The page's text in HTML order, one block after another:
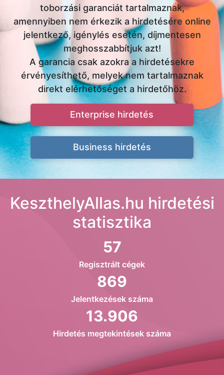
toborzási garanciát tartalmaznak,
amennyiben nem érkezik a hirdetésére online
jelentkező, igénylés esetén, díjmentesen
meghosszabbítjuk azt!
A garancia csak azokra a hirdetésekre
érvényesíthető, melyek nem tartalmaznak
direkt elérhetőséget a hirdetőhöz.
Enterprise hirdetés
Business hirdetés
KeszthelyAllas.hu hirdetési
statisztika
57
Regisztrált cégek
869
Jelentkezések száma
13.906
Hirdetés megtekintések száma